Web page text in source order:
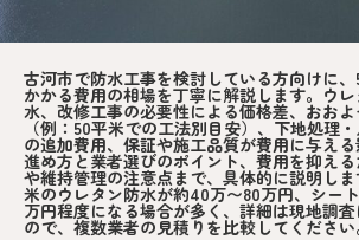
古河市で防水工事を検討している方向けに
かかる費用の相場を丁寧に解説します。ウ
水、改修工事の必要性による価格差、おお
（例：50平米での工法別目安）、下地処理
の追加費用、保証や施工品質が費用に与え
進め方と業者選びのポイント、費用を抑え
や維持管理の注意点まで、具体的に説明し
米のウレタン防水が約40万〜80万円、シー
万円程度になる場合が多く、詳細は現地調
ので、複数業者の見積りを比較してください